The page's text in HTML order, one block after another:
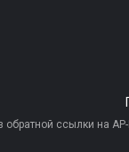
ссылки на